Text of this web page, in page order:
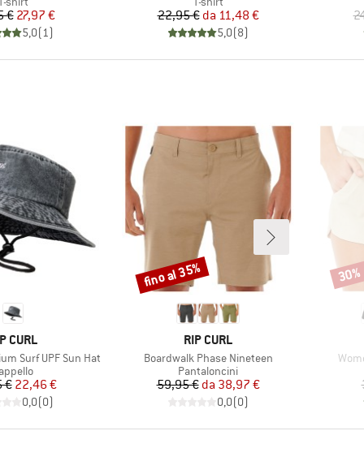
Prezzo
€Prezzo ridotto
27,97 €
5,0(1)
Prezzo
22,95 € Prezzo ridotto
da 11,48 €
5,0(8)
CURL
Surf UPF Sun Hat
di prodotti
Prezzo
€Prezzo ridotto
22,46 €
0,0(0)
MARCHIO
RIP CURL
Articolo
Boardwalk Phase Nineteen
Gruppo di prodotti
Pantaloncini
Prezzo
59,95 € Prezzo ridotto
da 38,97 €
0,0(0)
Sconto
fino al 35% 30%